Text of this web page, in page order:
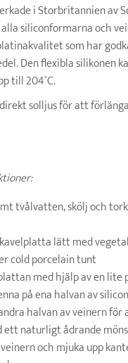
i Storbritannien av
siliconformarna och
som har
Den flexibla silikonen
till 204˚C.
solljus för att
tvålvatten, skölj och
lätt med
cold porcelain tunt
med hjälp av en lite
på ena halvan av
halvan av veinern
ett naturligt ådrande
och mjuka upp